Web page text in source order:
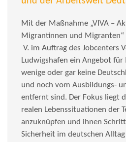
Mit der Maßnahme „VIVA –
Migrantinnen und Migranten“
V. im Auftrag des Jobcenters
Ludwigshafen ein Angebot
wenige oder gar keine
und noch vom Ausbildungs-
entfernt sind. Der Fokus liegt
realen Lebenssituationen der
anzuknüpfen und ihnen
Sicherheit im deutschen